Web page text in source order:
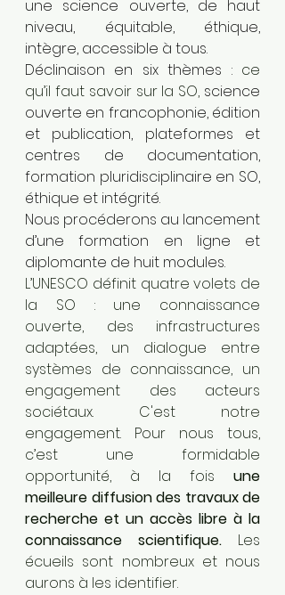
une science ouverte, de haut
niveau, équitable, éthique,
intègre, accessible à tous.
Déclinaison en six thèmes : ce
qu’il faut savoir sur la SO, science
ouverte en francophonie, édition
et publication, plateformes et
centres de documentation,
formation pluridisciplinaire en SO,
éthique et intégrité.
Nous procéderons au lancement
d’une formation en ligne et
diplomante de huit modules.
L’UNESCO définit quatre volets de
la SO : une connaissance
ouverte, des infrastructures
adaptées, un dialogue entre
systèmes de connaissance, un
engagement des acteurs
sociétaux. C'est notre
engagement. Pour nous tous,
c’est une formidable
opportunité, à la fois une
meilleure diffusion des travaux de
recherche et un accès libre à la
connaissance scientifique. Les
écueils sont nombreux et nous
aurons à les identifier.